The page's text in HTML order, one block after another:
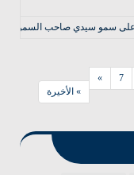
سمو سيدي صاحب السمو
7
»
» الأخيرة